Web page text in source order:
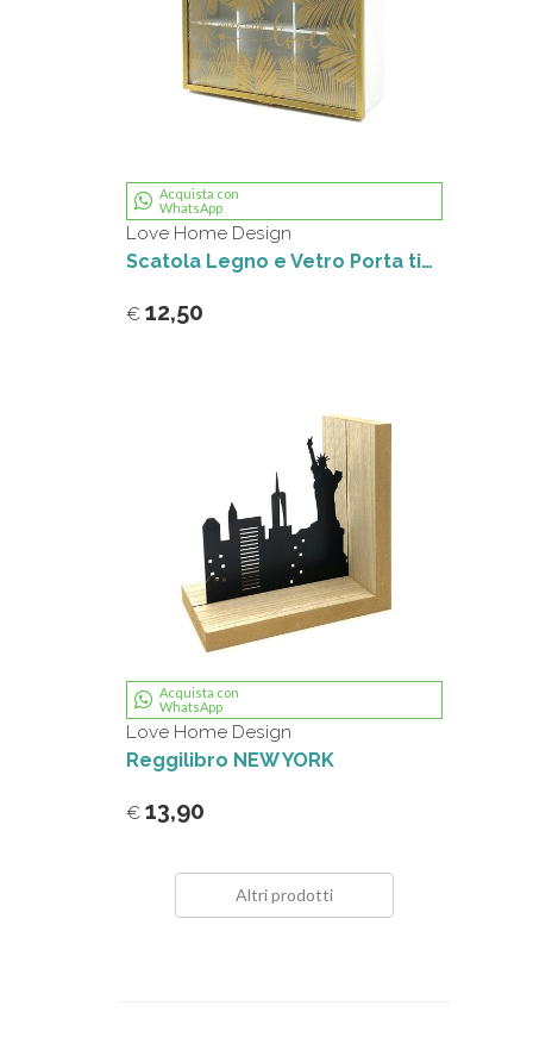
Acquista con
WhatsApp
Love Home Design
Scatola Legno e Vetro Porta tisane 6 posti
€ 12,50
Acquista con
WhatsApp
Love Home Design
Reggilibro NEW YORK
€ 13,90
Altri prodotti